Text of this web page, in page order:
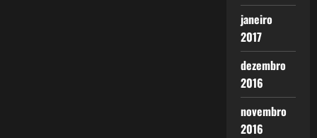
janeiro
2017
dezembro
2016
novembro
2016